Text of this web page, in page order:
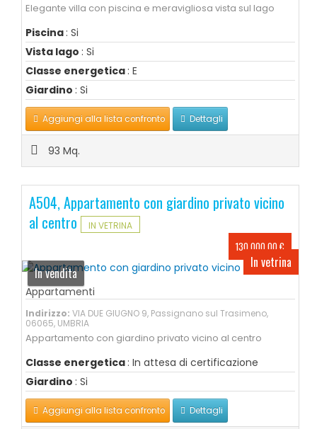
Elegante villa con piscina e meravigliosa vista sul lago
Piscina : Si
Vista lago : Si
Classe energetica : E
Giardino : Si
Aggiungi alla lista confronto Dettagli
93 Mq.
A504, Appartamento con giardino privato vicino
al centro
IN VETRINA
130.000,00 €
In vetrina
In vendita
Appartamenti
Indirizzo: VIA DUE GIUGNO 9, Passignano sul Trasimeno,
06065, UMBRIA
Appartamento con giardino privato vicino al centro
Classe energetica : In attesa di certificazione
Giardino : Si
Aggiungi alla lista confronto Dettagli